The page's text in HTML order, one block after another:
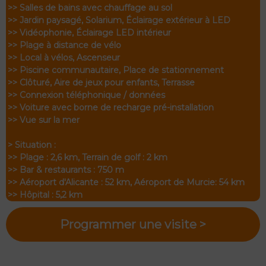
>> Salles de bains avec chauffage au sol
>> Jardin paysagé, Solarium, Éclairage extérieur à LED
>> Vidéophonie, Éclairage LED intérieur
>> Plage à distance de vélo
>> Local à vélos, Ascenseur
>> Piscine communautaire, Place de stationnement
>> Clôturé, Aire de jeux pour enfants, Terrasse
>> Connexion téléphonique / données
>> Voiture avec borne de recharge pré-installation
>> Vue sur la mer
> Situation :
>> Plage : 2,6 km, Terrain de golf : 2 km
>> Bar & restaurants : 750 m
>> Aéroport d'Alicante : 52 km, Aéroport de Murcie: 54 km
>> Hôpital : 5,2 km
Programmer une visite >